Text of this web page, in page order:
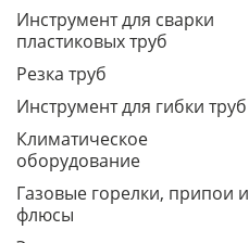
Инструмент для сварки
пластиковых труб
Резка труб
Инструмент для гибки труб
Климатическое
оборудование
Газовые горелки, припои и
флюсы